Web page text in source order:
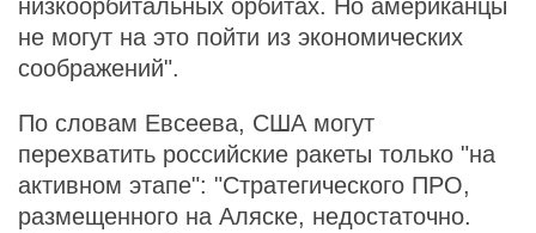
низкоорбитальных орбитах. Но американцы
не могут на это пойти из экономических
соображений".
По словам Евсеева, США могут
перехватить российские ракеты только "на
активном этапе": "Стратегического ПРО,
размещенного на Аляске, недостаточно.